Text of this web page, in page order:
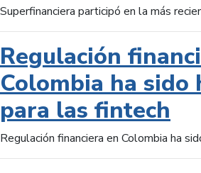
Superfinanciera participó en la más
Regulación
Colombia ha
para las fintech
Regulación financiera en Colombia ha